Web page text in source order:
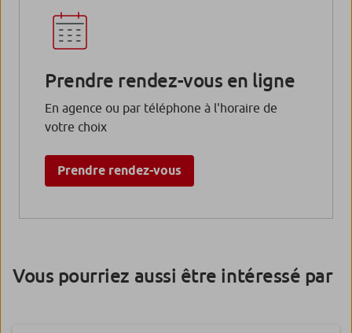
Prendre rendez-vous en ligne
En agence ou par téléphone à l'horaire de
votre choix
Prendre rendez-vous
Vous pourriez aussi être intéressé par